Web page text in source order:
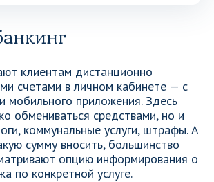
клиентам дистанционно
счетами в личном кабинете — с
мобильного приложения. Здесь
обмениваться средствами, но и
коммунальные услуги, штрафы. А
сумму вносить, большинство
опцию информирования о
по конкретной услуге.